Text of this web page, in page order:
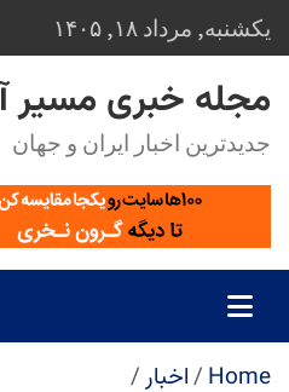
Skip
to
content
یکشنبه, مرداد ۱۸, ۱۴۰۵
مجله خبری مسیر
جدیدترین اخبار ایران و جهان
Home
اخبار